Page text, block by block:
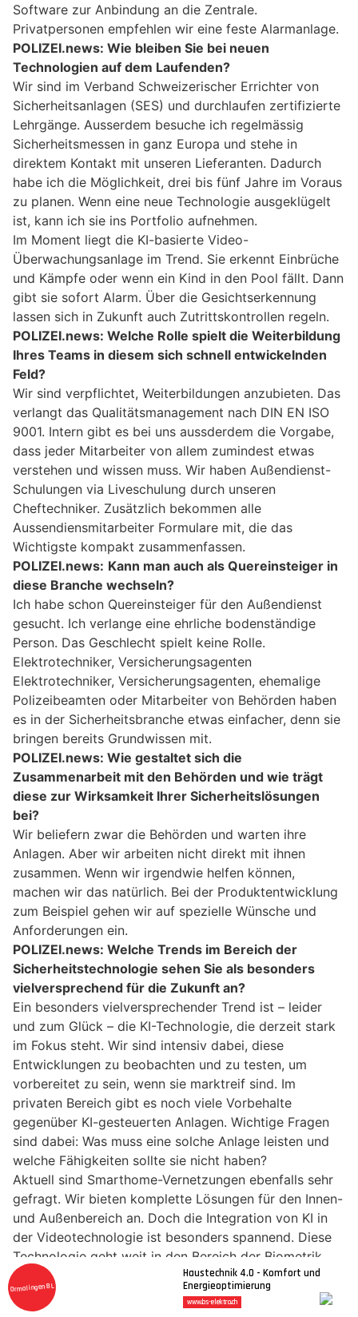
Software zur Anbindung an die Zentrale.
Privatpersonen empfehlen wir eine feste Alarmanlage.
POLIZEI.news: Wie bleiben Sie bei neuen
Technologien auf dem Laufenden?
Wir sind im Verband Schweizerischer Errichter von
Sicherheitsanlagen (SES) und durchlaufen zertifizierte
Lehrgänge. Ausserdem besuche ich regelmässig
Sicherheitsmessen in ganz Europa und stehe in
direktem Kontakt mit unseren Lieferanten. Dadurch
habe ich die Möglichkeit, drei bis fünf Jahre im Voraus
zu planen. Wenn eine neue Technologie ausgeklügelt
ist, kann ich sie ins Portfolio aufnehmen.
Im Moment liegt die KI-basierte Video-
Überwachungsanlage im Trend. Sie erkennt Einbrüche
und Kämpfe oder wenn ein Kind in den Pool fällt. Dann
gibt sie sofort Alarm. Über die Gesichtserkennung
lassen sich in Zukunft auch Zutrittskontrollen regeln.
POLIZEI.news: Welche Rolle spielt die Weiterbildung
Ihres Teams in diesem sich schnell entwickelnden
Feld?
Wir sind verpflichtet, Weiterbildungen anzubieten. Das
verlangt das Qualitätsmanagement nach DIN EN ISO
9001. Intern gibt es bei uns aussderdem die Vorgabe,
dass jeder Mitarbeiter von allem zumindest etwas
verstehen und wissen muss. Wir haben Außendienst-
Schulungen via Liveschulung durch unseren
Cheftechniker. Zusätzlich bekommen alle
Aussendiensmitarbeiter Formulare mit, die das
Wichtigste kompakt zusammenfassen.
POLIZEI.news: Kann man auch als Quereinsteiger in
diese Branche wechseln?
Ich habe schon Quereinsteiger für den Außendienst
gesucht. Ich verlange eine ehrliche bodenständige
Person. Das Geschlecht spielt keine Rolle.
Elektrotechniker, Versicherungsagenten
Elektrotechniker, Versicherungsagenten, ehemalige
Polizeibeamten oder Mitarbeiter von Behörden haben
es in der Sicherheitsbranche etwas einfacher, denn sie
bringen bereits Grundwissen mit.
POLIZEI.news: Wie gestaltet sich die
Zusammenarbeit mit den Behörden und wie trägt
diese zur Wirksamkeit Ihrer Sicherheitslösungen
bei?
Wir beliefern zwar die Behörden und warten ihre
Anlagen. Aber wir arbeiten nicht direkt mit ihnen
zusammen. Wenn wir irgendwie helfen können,
machen wir das natürlich. Bei der Produktentwicklung
zum Beispiel gehen wir auf spezielle Wünsche und
Anforderungen ein.
POLIZEI.news: Welche Trends im Bereich der
Sicherheitstechnologie sehen Sie als besonders
vielversprechend für die Zukunft an?
Ein besonders vielversprechender Trend ist – leider
und zum Glück – die KI-Technologie, die derzeit stark
im Fokus steht. Wir sind intensiv dabei, diese
Entwicklungen zu beobachten und zu testen, um
vorbereitet zu sein, wenn sie marktreif sind. Im
privaten Bereich gibt es noch viele Vorbehalte
gegenüber KI-gesteuerten Anlagen. Wichtige Fragen
sind dabei: Was muss eine solche Anlage leisten und
welche Fähigkeiten sollte sie nicht haben?
Aktuell sind Smarthome-Vernetzungen ebenfalls sehr
gefragt. Wir bieten komplette Lösungen für den Innen-
und Außenbereich an. Doch die Integration von KI in
der Videotechnologie ist besonders spannend. Diese
Technologie geht weit in den Bereich der Biometrik
hinein. Zum Beispiel kann die KI Gesichter anhand
markanter Punkte erkennen und diese Daten lokal
oder auf einem entfernten Server speichern.